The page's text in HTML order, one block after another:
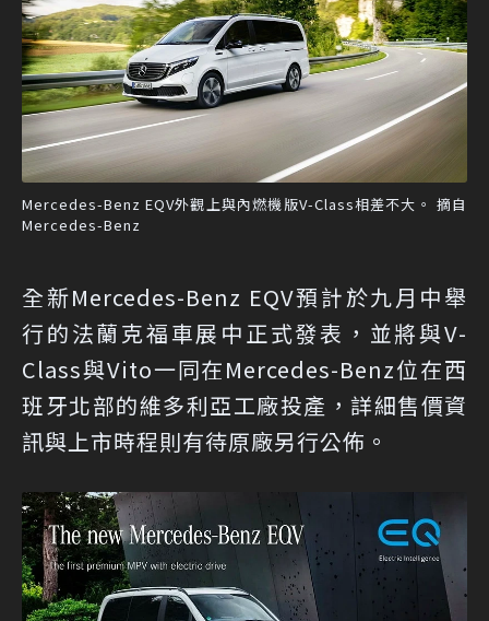
Mercedes-Benz EQV外觀上與內燃機版V-Class相差不大。 摘自
Mercedes-Benz
全新Mercedes-Benz EQV預計於九月中舉
行的法蘭克福車展中正式發表，並將與V-
Class與Vito一同在Mercedes-Benz位在西
班牙北部的維多利亞工廠投產，詳細售價資
訊與上市時程則有待原廠另行公佈。